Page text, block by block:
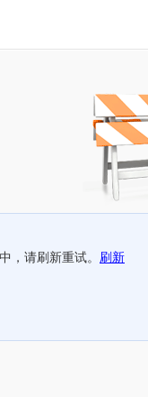
，请刷新重试。 刷新